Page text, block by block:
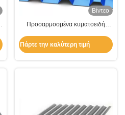
Βίντεο
Προσαρμοσμένα κυματοειδή
οροφές τοίχων / διακοσμητικά
Πάρτε την καλύτερη τιμή